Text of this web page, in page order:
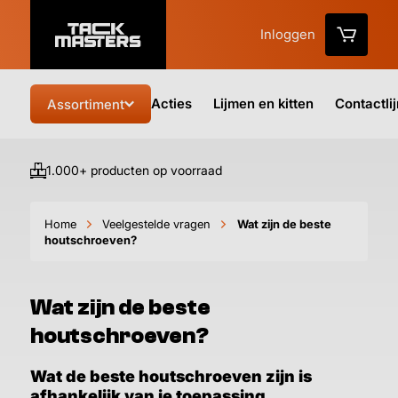
Inloggen
Assortiment Acties Lijmen en kitten
1.000+ producten op voorraad
Home Veelgestelde vragen
Wat zijn de beste
houtschroeven?
Wat zijn de beste
houtschroeven?
Wat de beste houtschroeven zijn is